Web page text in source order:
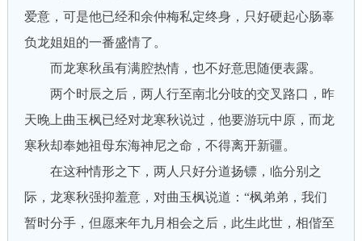
爱意，可是他已经和余仲梅私定终身，只好硬起心肠辜
负龙姐姐的一番盛情了。
而龙寒秋虽有满腔热情，也不好意思随便表露。
两个时辰之后，两人行至南北分吱的交叉路口，昨
天晚上曲玉枫已经对龙寒秋说过，他要游玩中原，而龙
寒秋却奉她祖母东海神尼之命，不得离开新疆。
在这种情形之下，两人只好分道扬镖，临分别之
际，龙寒秋强抑羞意，对曲玉枫说道：“枫弟弟，我们
暂时分手，但愿来年九月相会之后，此生此世，相偕至